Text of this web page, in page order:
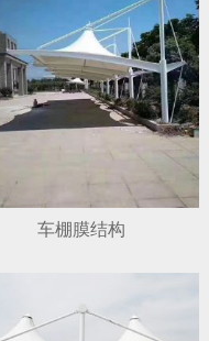
车棚膜结构